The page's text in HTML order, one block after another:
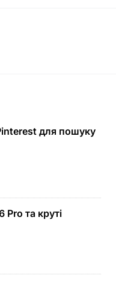
для пошуку
Pro та круті